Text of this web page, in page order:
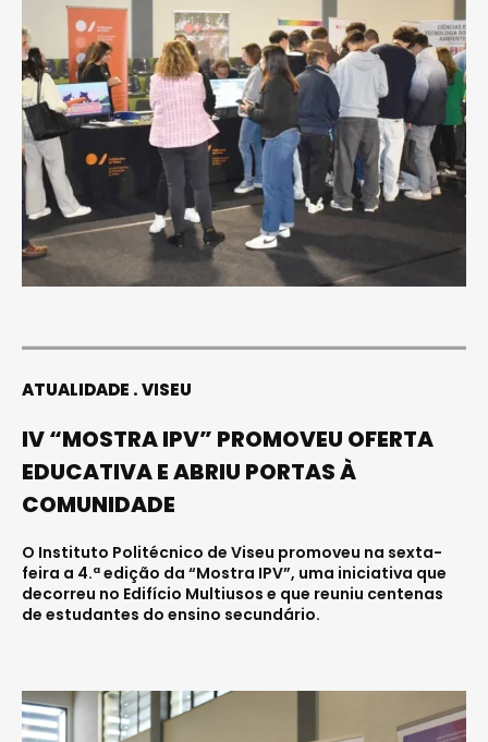
ATUALIDADE VISEU
IV “MOSTRA IPV” PROMOVEU OFERTA
EDUCATIVA E ABRIU PORTAS À
COMUNIDADE
O Instituto Politécnico de Viseu promoveu na sexta-
feira a 4.ª edição da “Mostra IPV”, uma iniciativa que
decorreu no Edifício Multiusos e que reuniu centenas
de estudantes do ensino secundário.